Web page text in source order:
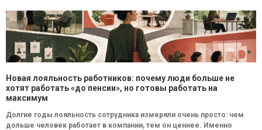
Новая лояльность работников: почему люди больше не
хотят работать «до пенсии», но готовы работать на
максимум
Долгие годы лояльность сотрудника измеряли очень просто: чем
дольше человек работает в компании, тем он ценнее. Именно